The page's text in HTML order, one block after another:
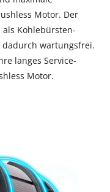
Motor. Der
Kohlebürsten-
wartungsfrei.
langes Service-
Motor.